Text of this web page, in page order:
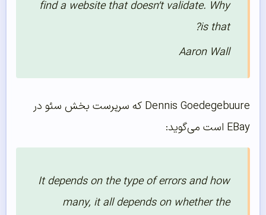
find a website that doesn’t validate. Why
is that?
Aaron Wall
Dennis Goedegebuure که سرپرست بخش سئو در
EBay است می‌گوید:
It depends on the type of errors and how
many, it all depends on whether the